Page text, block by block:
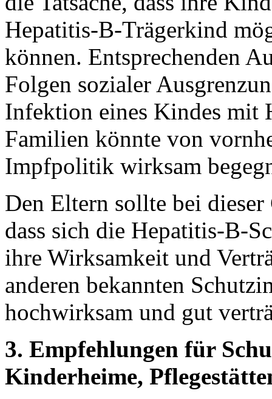
Hepatitis-B-Trägerkind
können. Entsprechenden
Folgen sozialer
Infektion eines Kindes mit
Familien könnte von
Impfpolitik wirksam
Den Eltern sollte bei
dass sich die Hepatitis-B-
ihre Wirksamkeit und
anderen bekannten
hochwirksam und gut
3. Empfehlungen für
Kinderheime,